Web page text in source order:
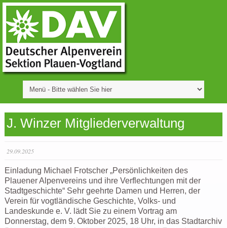
J. Winzer Mitgliederverwaltung
29.09.2025
Einladung Michael Frotscher „Persönlichkeiten des
Plauener Alpenvereins und ihre Verflechtungen mit der
Stadtgeschichte“ Sehr geehrte Damen und Herren, der
Verein für vogtländische Geschichte, Volks- und
Landeskunde e. V. lädt Sie zu einem Vortrag am
Donnerstag, dem 9. Oktober 2025, 18 Uhr, in das Stadtarchiv